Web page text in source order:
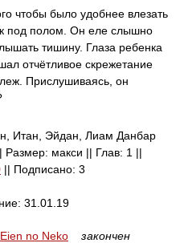
чтобы было удобнее влезать
под полом. Он еле слышно
тишину. Глаза ребенка
отчётливое скрежетание
Прислушиваясь, он
Итан, Эйдан, Лиам Данбар
Размер: макси || Глав: 1 ||
|| Подписано: 3
31.01.19
Eien no Neko
закончен